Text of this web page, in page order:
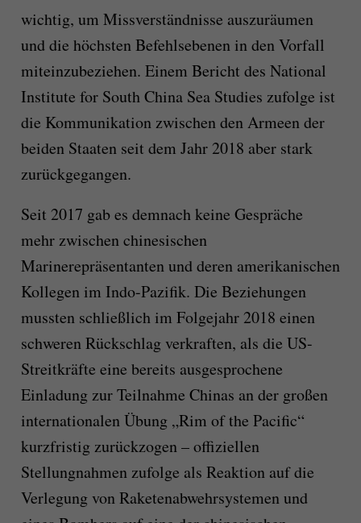
wichtig, um Missverständnisse auszuräumen
und die höchsten Befehlsebenen in den Vorfall
miteinzubeziehen. Einem Bericht des National
Institute for South China Sea Studies zufolge ist
die Kommunikation zwischen den Armeen der
beiden Staaten seit dem Jahr 2018 aber stark
zurückgegangen.
Seit 2017 gab es demnach keine Gespräche
mehr zwischen chinesischen
Marinerepräsentanten und deren amerikanischen
Kollegen im Indo-Pazifik. Die Beziehungen
mussten schließlich im Folgejahr 2018 einen
schweren Rückschlag verkraften, als die US-
Streitkräfte eine bereits ausgesprochene
Einladung zur Teilnahme Chinas an der großen
internationalen Übung „Rim of the Pacific“
kurzfristig zurückzogen – offiziellen
Stellungnahmen zufolge als Reaktion auf die
Verlegung von Raketenabwehrsystemen und